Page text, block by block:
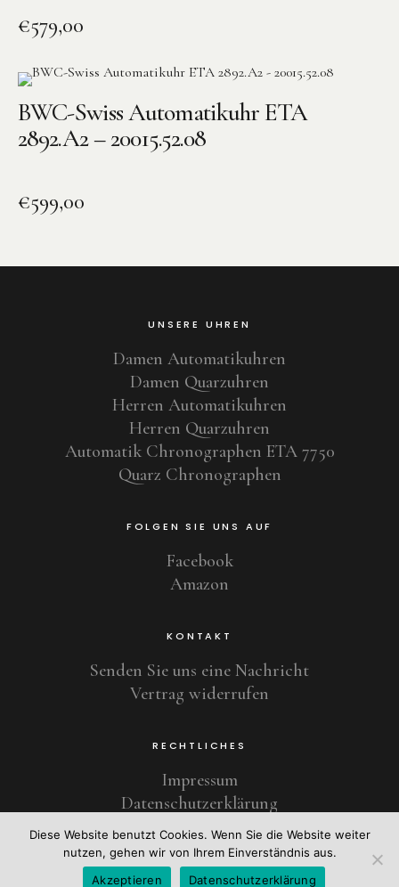
€579,00
BWC-Swiss Automatikuhr ETA
2892.A2 – 20015.52.08
€599,00
UNSERE UHREN
Damen Automatikuhren
Damen Quarzuhren
Herren Automatikuhren
Herren Quarzuhren
Automatik Chronographen ETA 7750
Quarz Chronographen
FOLGEN SIE UNS AUF
Facebook
Amazon
KONTAKT
Senden Sie uns eine Nachricht
Vertrag widerrufen
RECHTLICHES
Impressum
Datenschutzerklärung
Copyright © 2021 Schweizer Uhrentradition seit 1924
Diese Website benutzt Cookies. Wenn Sie die Website weiter
nutzen, gehen wir von Ihrem Einverständnis aus.
Akzeptieren
Datenschutzerklärung